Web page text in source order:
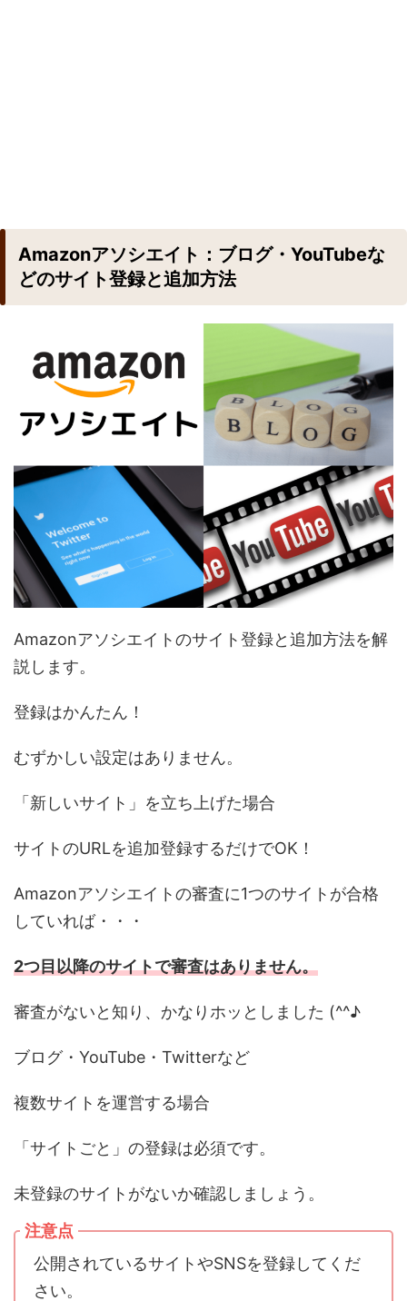
Amazonアソシエイト：ブログ・YouTubeな
どのサイト登録と追加方法
Amazonアソシエイトのサイト登録と追加方法を解
説します。
登録はかんたん！
むずかしい設定はありません。
「新しいサイト」を立ち上げた場合
サイトのURLを追加登録するだけでOK！
Amazonアソシエイトの審査に1つのサイトが合格
していれば・・・
2つ目以降のサイトで審査はありません。
審査がないと知り、かなりホッとしました (^^♪
ブログ・YouTube・Twitterなど
複数サイトを運営する場合
「サイトごと」の登録は必須です。
未登録のサイトがないか確認しましょう。
注意点
公開されているサイトやSNSを登録してくだ
さい。